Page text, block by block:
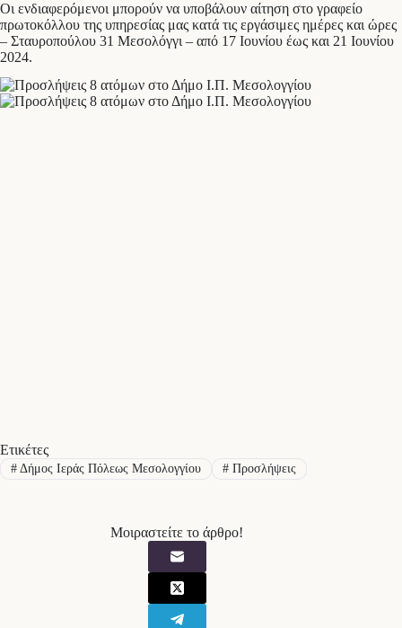
Οι ενδιαφερόμενοι μπορούν να υποβάλουν αίτηση στο γραφείο
πρωτοκόλλου της υπηρεσίας μας κατά τις εργάσιμες ημέρες και ώρες
– Σταυροπούλου 31 Μεσολόγγι – από 17 Ιουνίου έως και 21 Ιουνίου
2024.
Ετικέτες
#Δήμος Ιεράς Πόλεως Μεσολογγίου #Προσλήψεις
Μοιραστείτε το άρθρο!